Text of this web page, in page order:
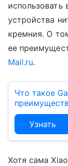
использовать
устройства
кремния. О
ее
Mail.ru.
Что такое
Узнать
Хотя сама